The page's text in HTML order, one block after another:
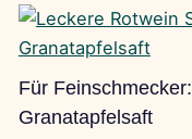
Für
Granatapfelsaft